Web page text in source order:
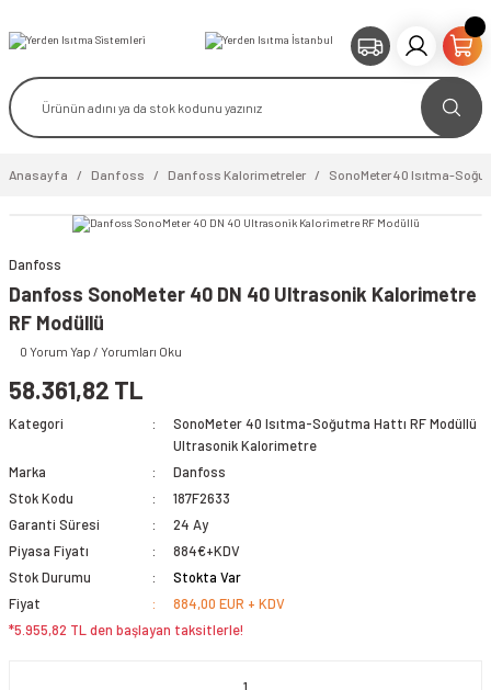
Anasayfa Danfoss Danfoss Kalorimetreler SonoMeter 40 Isıtma-
Danfoss
Danfoss SonoMeter 40 DN 40 Ultrasonik Kalorimetre
RF Modüllü
0 Yorum Yap / Yorumları Oku
58.361,82 TL
Kategori
SonoMeter 40 Isıtma-Soğutma Hattı RF Modüllü
Ultrasonik Kalorimetre
Marka
Danfoss
Stok Kodu
187F2633
Garanti Süresi
24 Ay
Piyasa Fiyatı
884€+KDV
Stok Durumu
Stokta Var
Fiyat
884,00 EUR + KDV
*5.955,82 TL den başlayan taksitlerle!